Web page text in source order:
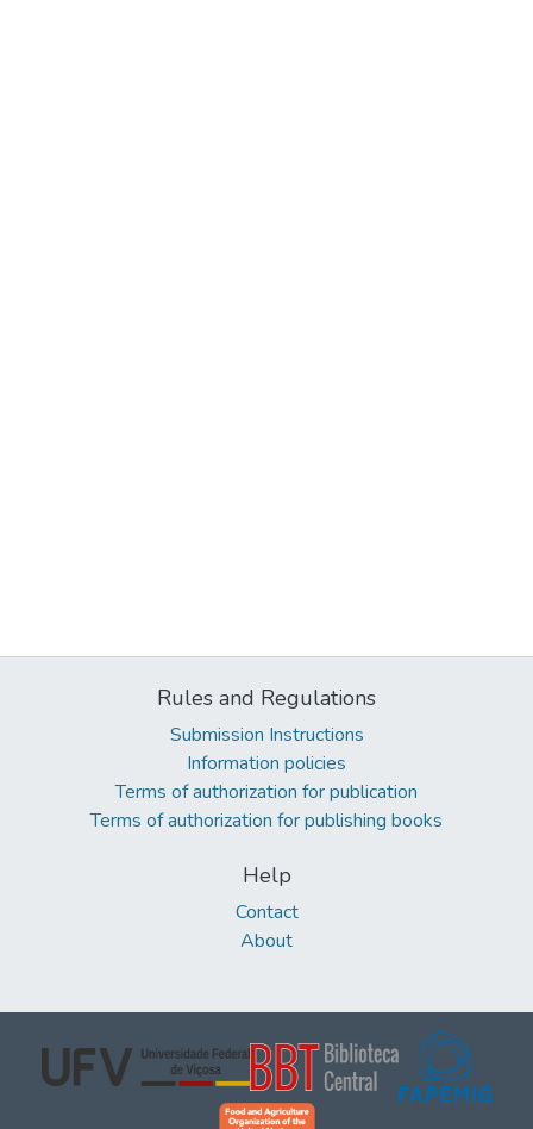
Rules and Regulations
Submission Instructions
Information policies
Terms of authorization for publication
Terms of authorization for publishing books
Help
Contact
About